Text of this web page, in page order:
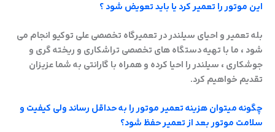
این موتور را تعمیر کرد یا باید تعویض شود ؟
بله تعمیر و احیای سیلندر در تعمیرگاه تخصصی علی توکیو انجام می
شود ، ما با تهیه دستگاه های تخصصی تراشکاری و ریخته گری و
جوشکاری ، سیلندر را احیا کرده و همراه با گارانتی به شما عزیزان
تقدیم خواهیم کرد.
چگونه میتوان هزینه تعمیر موتور را به حداقل رساند ولی کیفیت و
سلامت موتور بعد از تعمیر حفظ شود؟
تعمیرگاه
تماس با ما